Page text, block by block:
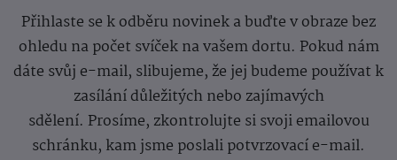
Přihlaste se k odběru novinek a buďte v obraze bez
ohledu na počet svíček na vašem dortu. Pokud nám
dáte svůj e-mail, slibujeme, že jej budeme používat k
zasílání důležitých nebo zajímavých
sdělení. Prosíme, zkontrolujte si svoji emailovou
schránku, kam jsme poslali potvrzovací e-mail.